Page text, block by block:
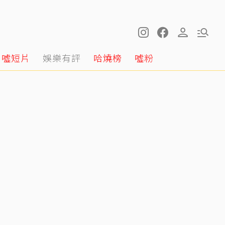
噓短片 娛樂有評 哈燒榜 噓粉